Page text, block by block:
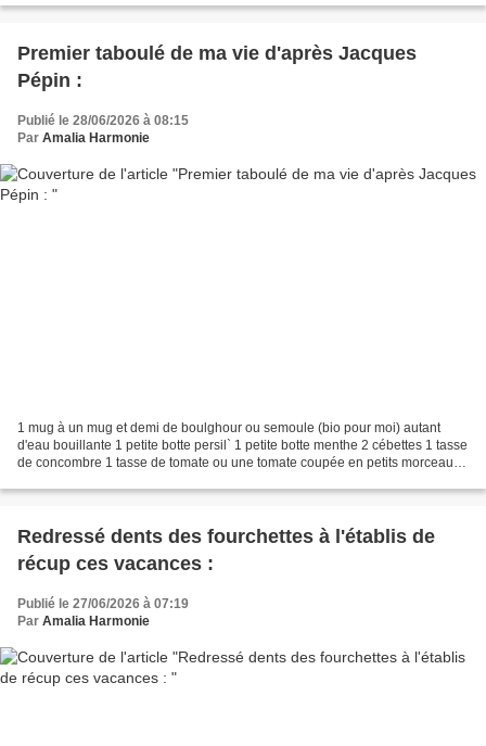
Premier taboulé de ma vie d'après Jacques
Pépin :
Publié le 28/06/2026 à 08:15
Par Amalia Harmonie
1 mug à un mug et demi de boulghour ou semoule (bio pour moi) autant
d'eau bouillante 1 petite botte persil` 1 petite botte menthe 2 cébettes 1 tasse
de concombre 1 tasse de tomate ou une tomate coupée en petits morceaux
Redressé dents des fourchettes à l'établis de
récup ces vacances :
Publié le 27/06/2026 à 07:19
Par Amalia Harmonie